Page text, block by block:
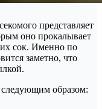
представляет
оно прокалывает
сок. Именно по
заметно, что
образом: